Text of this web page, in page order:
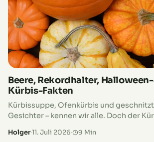
Beere, Rekordhalter,
Kürbis-Fakten
Kürbissuppe, Ofenkürbis und
Gesichter – kennen wir alle. Doch der
oder püriert im Suppentopf…
Holger·11. Juli 2026· 9 Min